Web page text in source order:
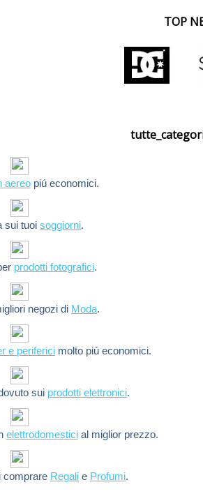
TOP
aereopiú economici.
sui tuoisoggiorni.
prodotti fotografici.
negozi di Moda.
e periferici molto piú economici.
sui prodotti elettronici.
elettrodomesticial miglior prezzo.
comprare Regali e Profumi.